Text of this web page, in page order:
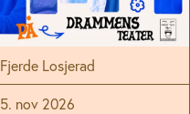
Fjerde Losjerad
5. nov 2026